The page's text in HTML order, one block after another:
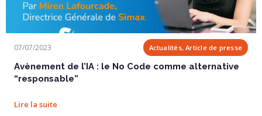
07/07/2023 Actualités, Article de presse
Avènement de l’IA : le No Code comme alternative
“responsable”
Lire la suite